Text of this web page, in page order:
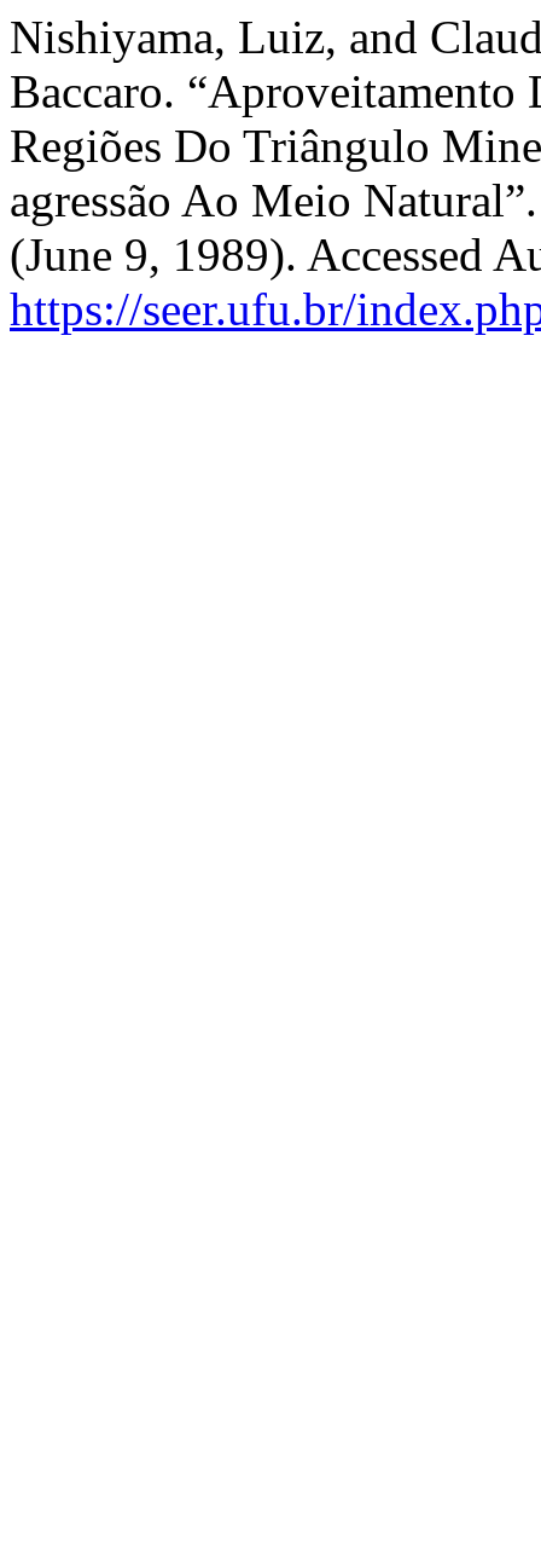
Nishiyama, Luiz, and
Baccaro. “Aproveitamento
Regiões Do Triângulo
agressão Ao Meio
(June 9, 1989). Accessed
https://seer.ufu.br/